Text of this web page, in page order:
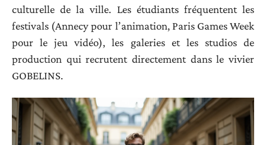
culturelle de la ville. Les étudiants fréquentent les
festivals (Annecy pour l’animation, Paris Games Week
pour le jeu vidéo), les galeries et les studios de
production qui recrutent directement dans le vivier
GOBELINS.